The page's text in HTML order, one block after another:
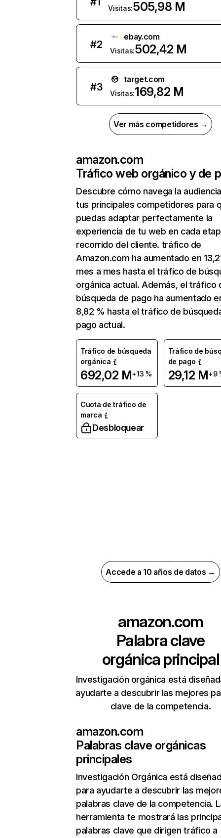
Visitas:505,98 M
#2
ebay.com
Visitas:502,42 M
#3
target.com
Visitas:169,82 M
Ver más competidores →
amazon.com
Tráfico web orgánico y de
Descubre cómo navega la
tus principales competidores para
puedas adaptar perfectamente la
experiencia de tu web en cada
recorrido del cliente. tráfico de
Amazon.com ha aumentado en
mes a mes hasta el tráfico de
orgánica actual. Además, el tráfico
búsqueda de pago ha aumentado
8,82 % hasta el tráfico de
pago actual.
Tráfico de búsqueda
orgánica
692,02 M+13 %
Tráfico de
de pago
29,12 M+9
Cuota de tráfico de
marca
Desbloquear
Accede a 10 años de datos →
amazon.com
Palabra clave
orgánica principal
Investigación orgánica está
ayudarte a descubrir las mejores
clave de la competencia.
amazon.com
Palabras clave orgánicas
principales
Investigación Orgánica está
para ayudarte a descubrir las
palabras clave de la competencia.
herramienta te mostrará las
palabras clave que dirigen tráfico a